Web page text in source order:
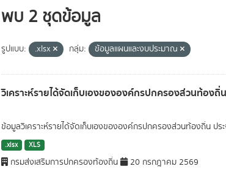
พบ 2 ชุดข้อมูล
รูปแบบ: .xlsx กลุ่ม: ข้อมูลแผนและงบประมาณ
วิเคราะห์รายได้จัดเก็บเองขององค์กรปกครองส่วนท้องถิ่น
ข้อมูลวิเคราะห์รายได้จัดเก็บเองขององค์กรปกครองส่วนท้องถิ่น ป
.xlsx XLS
กรมส่งเสริมการปกครองท้องถิ่น 20 กรกฎาคม 2569